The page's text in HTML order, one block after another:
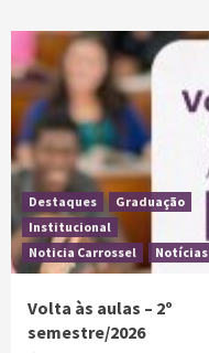
Destaques
Graduação
Institucional
Noticia Carrossel
Notícias
Volta às aulas – 2º
semestre/2026